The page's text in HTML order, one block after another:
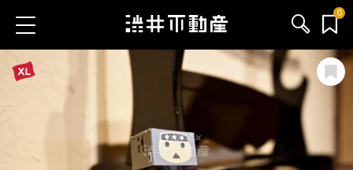
0
お気に入り物件 お問い合わせ